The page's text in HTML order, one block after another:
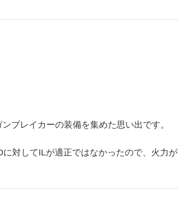
ブレイカーの装備を集めた思い出です。
対してILが適正ではなかったので、火力が